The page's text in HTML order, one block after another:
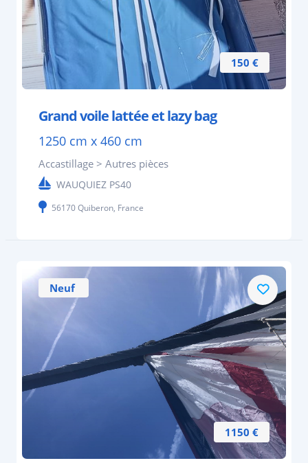
150 €
Grand voile lattée et lazy bag
1250 cm x 460 cm
Accastillage > Autres pièces
WAUQUIEZ PS40
56170 Quiberon, France
1150 €
Neuf